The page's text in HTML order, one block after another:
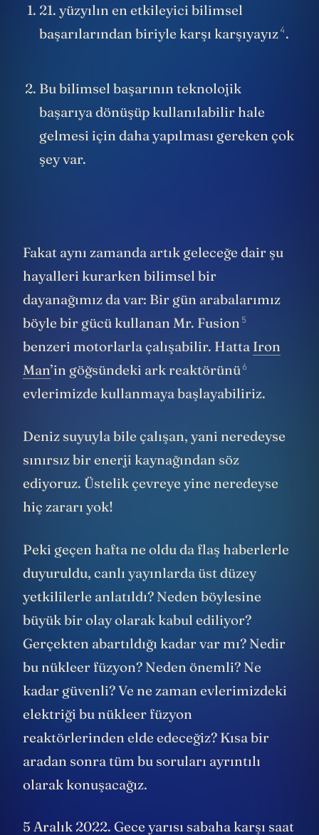
21. yüzyılın en etkileyici bilimsel
başarılarından biriyle karşı karşıyayız 4.
Bu bilimsel başarının teknolojik
başarıya dönüşüp kullanılabilir hale
gelmesi için daha yapılması gereken çok
şey var.
Fakat aynı zamanda artık geleceğe dair şu
hayalleri kurarken bilimsel bir
dayanağımız da var: Bir gün arabalarımız
böyle bir gücü kullanan Mr. Fusion 5
benzeri motorlarla çalışabilir. Hatta Iron
Man’in göğsündeki ark reaktörünü6
evlerimizde kullanmaya başlayabiliriz.
Deniz suyuyla bile çalışan, yani neredeyse
sınırsız bir enerji kaynağından söz
ediyoruz. Üstelik çevreye yine neredeyse
hiç zararı yok!
Peki geçen hafta ne oldu da flaş haberlerle
duyuruldu, canlı yayınlarda üst düzey
yetkililerle anlatıldı? Neden böylesine
büyük bir olay olarak kabul ediliyor?
Gerçekten abartıldığı kadar var mı? Nedir
bu nükleer füzyon? Neden önemli? Ne
kadar güvenli? Ve ne zaman evlerimizdeki
elektriği bu nükleer füzyon
reaktörlerinden elde edeceğiz? Kısa bir
aradan sonra tüm bu soruları ayrıntılı
olarak konuşacağız.
5 Aralık 2022. Gece yarısı sabaha karşı saat